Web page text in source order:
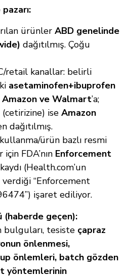
ürünler ABD genelinde
dağıtılmış. Çoğu
retail kanallar: belirli
asetaminofen+ibuprofen
Amazon ve Walmart’a;
(cetirizine) ise Amazon
dağıtılmış.
ürün bazlı resmi
için FDA’nın Enforcement
kaydı (Health.com’un
verdiği “Enforcement
işaret ediliyor.
(haberde geçen):
bulguları, tesiste çapraz
önlenmesi,
up önlemleri, batch gözden
yöntemlerinin